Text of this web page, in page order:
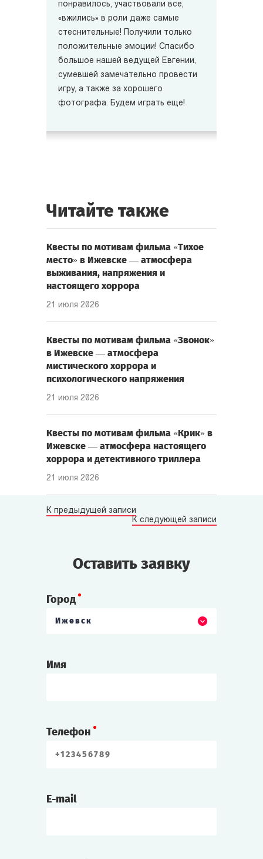
понравилось, участвовали все,
«вжились» в роли даже самые
стеснительные! Получили только
положительные эмоции! Спасибо
большое нашей ведущей Евгении,
сумевшей замечательно провести
игру, а также за хорошего
фотографа. Будем играть еще!
Читайте также
Квесты по мотивам фильма «Тихое
место» в Ижевске — атмосфера
выживания, напряжения и
настоящего хоррора
21 июля 2026
Квесты по мотивам фильма «Звонок»
в Ижевске — атмосфера
мистического хоррора и
психологического напряжения
21 июля 2026
Квесты по мотивам фильма «Крик» в
Ижевске — атмосфера настоящего
хоррора и детективного триллера
21 июля 2026
К предыдущей записи
К следующей записи
Оставить заявку
Город
Ижевск
Имя
Телефон
E-mail